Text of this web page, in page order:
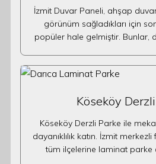
İzmit Duvar Paneli, ahşap
görünüm sağladıkları için
popüler hale gelmiştir. Bunlar,
Köseköy
Köseköy Derzli Parke ile
dayanıklılık katın. İzmit
tüm ilçelerine laminat parke